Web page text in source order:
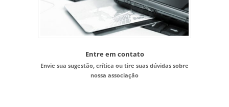
Entre em contato
Envie sua sugestão, crítica ou tire suas dúvidas sobre
nossa associação